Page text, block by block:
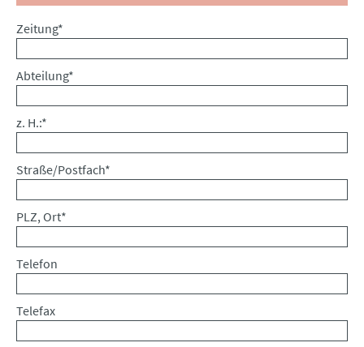
Pflichtfeld
Zeitung*
Pflichtfeld
Abteilung*
Pflichtfeld
z. H.:*
Pflichtfeld
Straße/Postfach*
Pflichtfeld
PLZ, Ort*
Telefon
Telefax